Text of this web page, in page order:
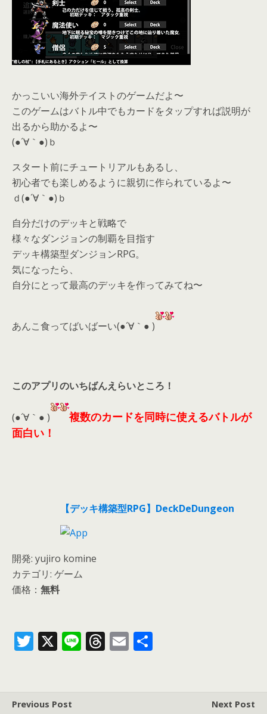
かっこいい海外テイストのゲームだよ〜
このゲームはバトル中でもカードをタップすれば説明が
出るから助かるよ〜
(●´∀｀●)ｂ
スタート前にチュートリアルもあるし、
初心者でも楽しめるように親切に作られているよ〜
ｄ(●´∀｀●)ｂ
自分だけのデッキと戦略で
様々なダンジョンの制覇を目指す
デッキ構築型ダンジョンRPG。
気になったら、
自分にとって最高のデッキを作ってみてね〜
あんこ食ってばいばーい(●´∀｀● )
このアプリのいちばんえらいところ！
(●´∀｀● )
複数のカードを同時に使えるバトルが
面白い！
【デッキ構築型RPG】DeckDeDungeon
開発: yujiro komine
カテゴリ: ゲーム
価格： 無料
T
er
X Li T E
Previous Post Next Post